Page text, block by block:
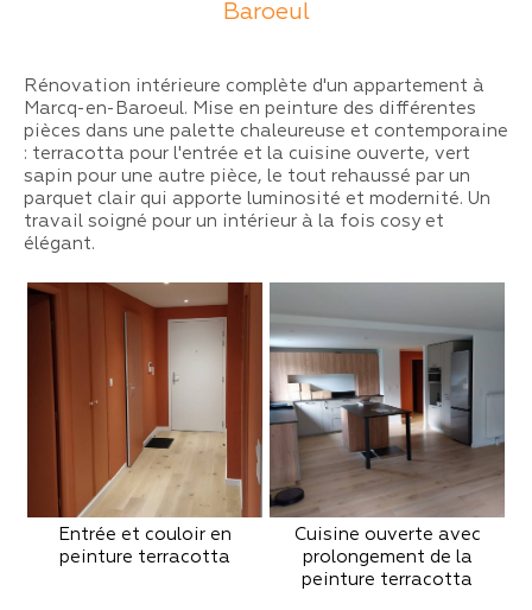
Baroeul
Rénovation intérieure complète d'un appartement à
Marcq-en-Baroeul. Mise en peinture des différentes
pièces dans une palette chaleureuse et contemporaine
: terracotta pour l'entrée et la cuisine ouverte, vert
sapin pour une autre pièce, le tout rehaussé par un
parquet clair qui apporte luminosité et modernité. Un
travail soigné pour un intérieur à la fois cosy et
élégant.
Entrée et couloir en
peinture terracotta
Cuisine ouverte avec
prolongement de la
peinture terracotta